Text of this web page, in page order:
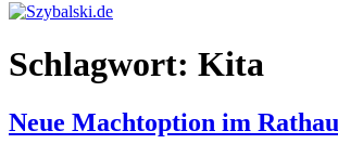
Schlagwort: Kita
Neue Machtoption im